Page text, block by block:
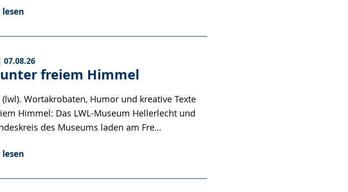
07.08.26
freiem Himmel
Wortakrobaten, Humor und kreative Texte
Himmel: Das LWL-Museum Hellerlecht und
des Museums laden am Fre…